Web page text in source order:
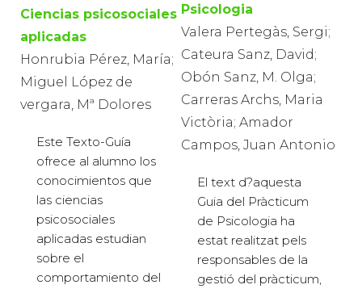
Ciencias psicosociales
aplicadas
Honrubia Pérez, María;
Miguel López de
vergara, Mª Dolores
Este Texto-Guía
ofrece al alumno los
conocimientos que
las ciencias
psicosociales
aplicadas estudian
sobre el
comportamiento del
Psicologia
Valera Pertegàs, Sergi;
Cateura Sanz, David;
Obón Sanz, M. Olga;
Carreras Archs, Maria
Victòria; Amador
Campos, Juan Antonio
El text d?aquesta
Guia del Pràcticum
de Psicologia ha
estat realitzat pels
responsables de la
gestió del pràcticum,